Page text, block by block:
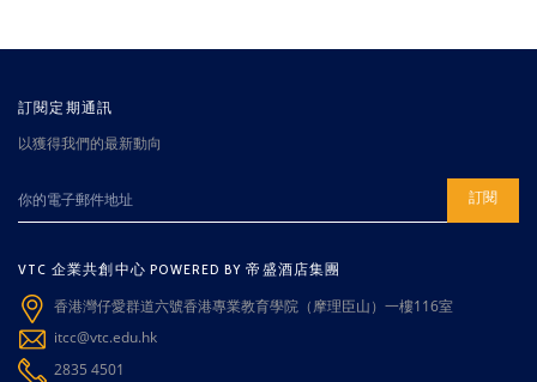
訂閱定期通訊
以獲得我們的最新動向
訂閱
VTC 企業共創中心 POWERED BY 帝盛酒店集團
香港灣仔愛群道六號香港專業教育學院（摩理臣山）一樓116室
itcc@vtc.edu.hk
2835 4501